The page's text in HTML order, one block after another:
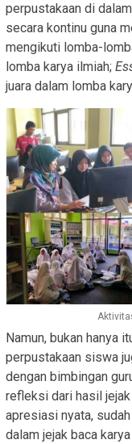
perpustakaan di
secara kontinu guna
mengikuti lomba-
lomba karya ilmiah;
juara dalam lomba
Namun, bukan hanya
perpustakaan siswa
dengan bimbingan
refleksi dari hasil
apresiasi nyata,
dalam jejak baca